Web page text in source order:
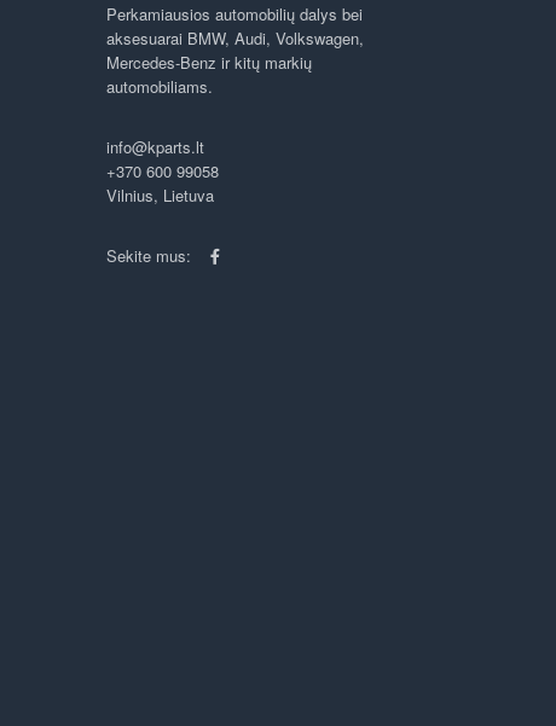
Perkamiausios automobilių dalys bei
aksesuarai BMW, Audi, Volkswagen,
Mercedes-Benz ir kitų markių
automobiliams.
info@kparts.lt
+370 600 99058
Vilnius, Lietuva
Sekite mus: